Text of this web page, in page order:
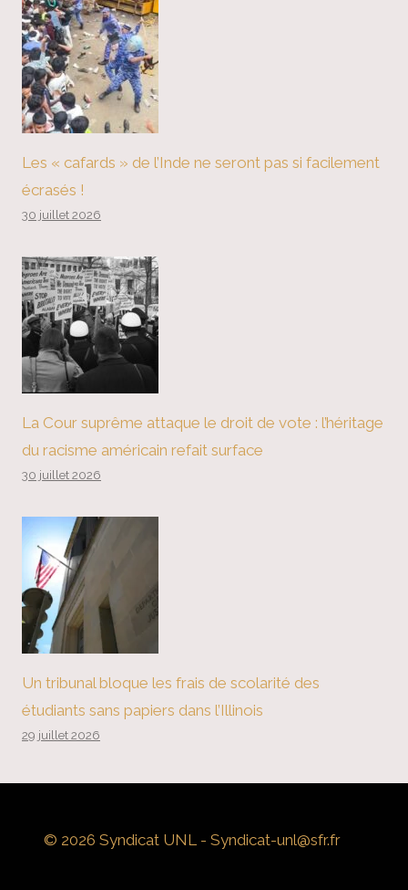
Les « cafards » de l’Inde ne seront pas si facilement
écrasés !
30 juillet 2026
La Cour suprême attaque le droit de vote : l’héritage
du racisme américain refait surface
30 juillet 2026
Un tribunal bloque les frais de scolarité des
étudiants sans papiers dans l’Illinois
29 juillet 2026
© 2026 Syndicat UNL - Syndicat-unl@sfr.fr